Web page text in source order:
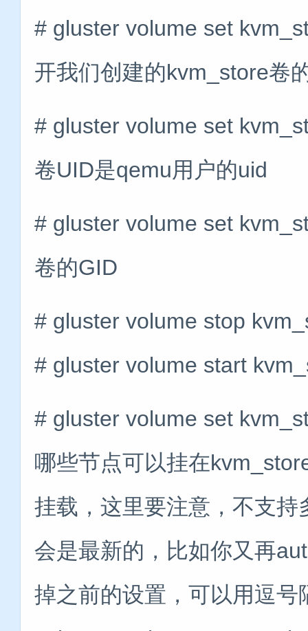
# gluster volume set
开我们创建的kvm_store卷
# gluster volume set
卷UID是qemu用户的uid
# gluster volume set
卷的GID
# gluster volume stop
# gluster volume start
# gluster volume set
哪些节点可以挂在
挂载，这里要注意，不支
会是最新的，比如你又再
掉之前的设置，可以用逗